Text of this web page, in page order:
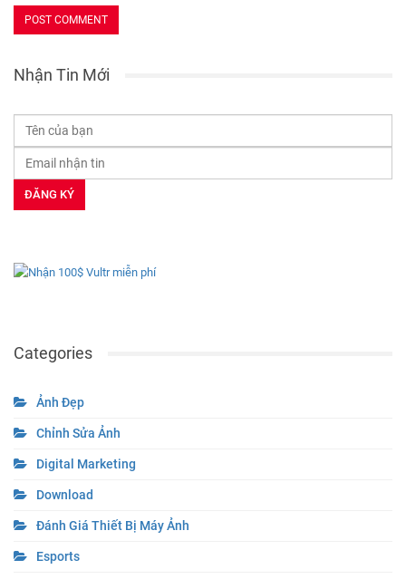
Nhận Tin Mới
Categories
Ảnh Đẹp
Chỉnh Sửa Ảnh
Digital Marketing
Download
Đánh Giá Thiết Bị Máy Ảnh
Esports